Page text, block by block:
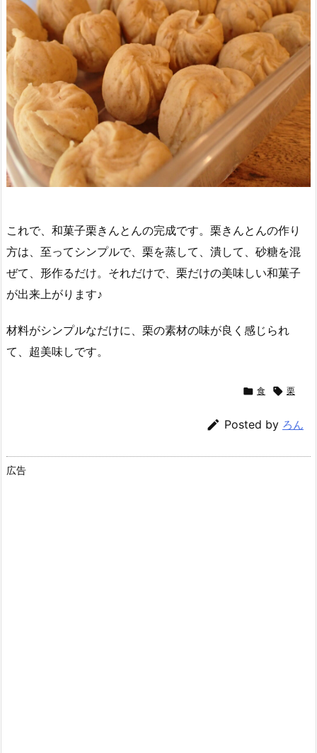
これで、和菓子栗きんとんの完成です。栗きんとんの作り
方は、至ってシンプルで、栗を蒸して、潰して、砂糖を混
ぜて、形作るだけ。それだけで、栗だけの美味しい和菓子
が出来上がります♪
材料がシンプルなだけに、栗の素材の味が良く感じられ
て、超美味しです。
 食  栗
 Posted by ろん
広告